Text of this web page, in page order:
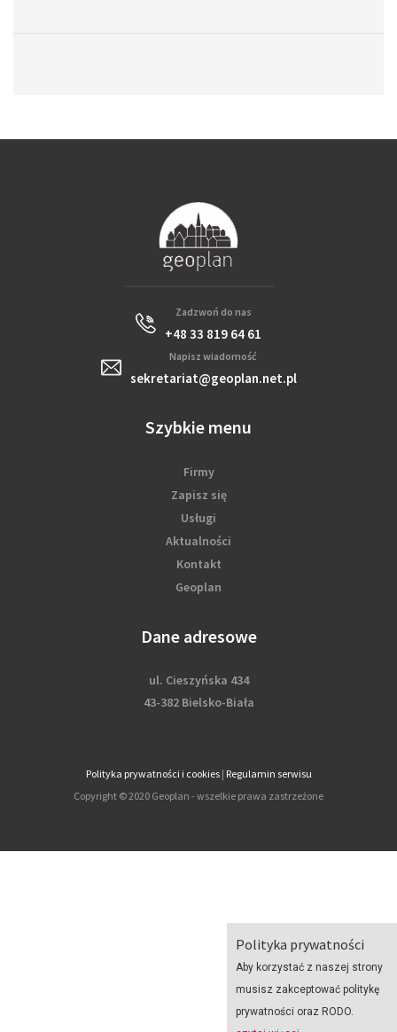
Polityka prywatności
Aby korzystać z naszej strony
musisz zakceptować politykę
prywatności oraz RODO.
Zadzwoń do nas
+48 33 819 64 61
Napisz wiadomość
sekretariat@geoplan.net.pl
Szybkie menu
Firmy
Zapisz się
Usługi
Aktualności
Kontakt
Geoplan
Dane adresowe
ul. Cieszyńska 434
43-382 Bielsko-Biała
Polityka prywatności i cookies| Regulamin serwisu
Copyright © 2020 Geoplan - wszelkie prawa zastrzeżone